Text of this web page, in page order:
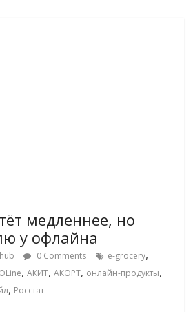
медленнее, но
у офлайна
0 Comments e-grocery,
,АКИТ,АКОРТ, онлайн-продукты,
, Росстат